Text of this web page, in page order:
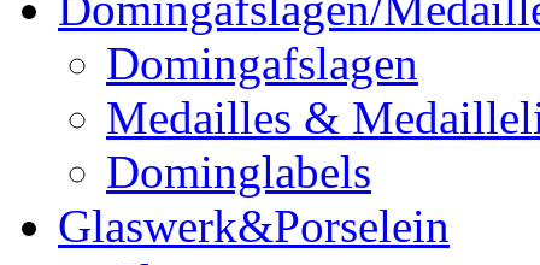
Domingafslagen
Medailles &
Dominglabels
Glaswerk&Porselein